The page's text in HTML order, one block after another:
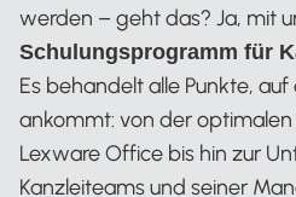
werden – geht das? Ja, mit
Schulungsprogramm für
Es behandelt alle Punkte,
ankommt: von der
Lexware Office bis hin zur
Kanzleiteams und seiner